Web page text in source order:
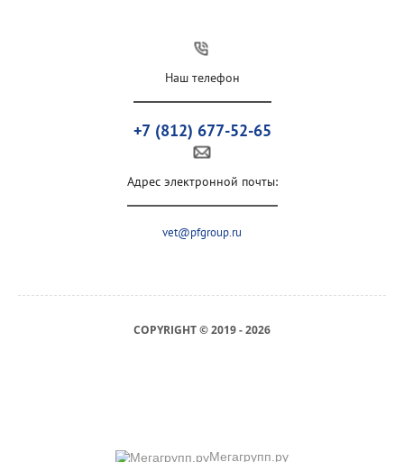
Наш телефон
+7 (812) 677-52-65
Адрес электронной почты:
vet@pfgroup.ru
COPYRIGHT © 2019 - 2026
Мегагрупп.ру